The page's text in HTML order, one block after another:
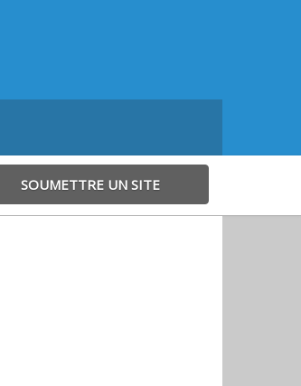
SOUMETTRE UN SITE